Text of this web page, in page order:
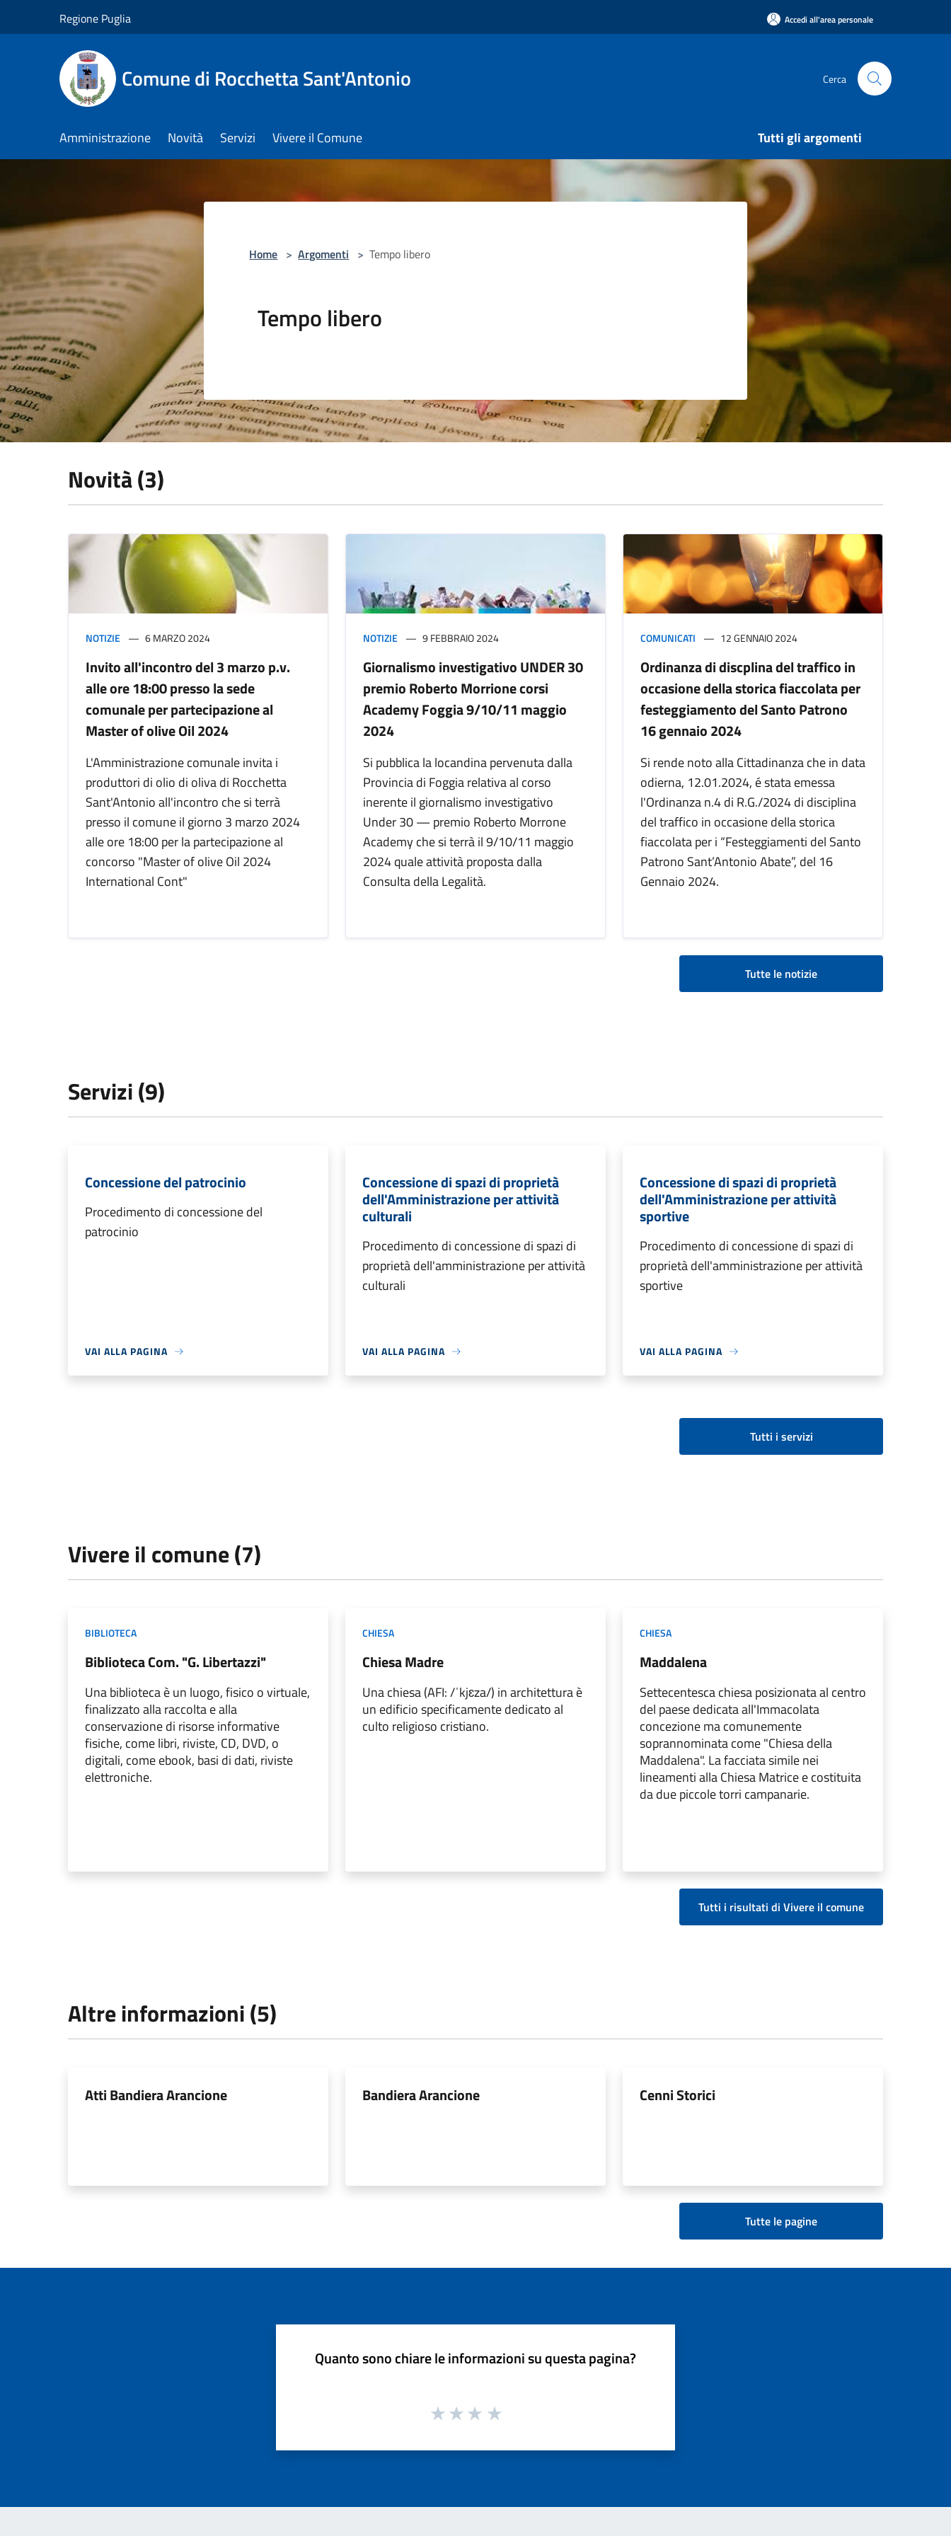
Regione Puglia Accedi all'area personale
Comune di Rocchetta Sant'Antonio Cerca
Amministrazione Novità Servizi Vivere il Comune Tutti gli argomenti
Home > Argomenti > Tempo libero
Tempo libero
Novità (3)
NOTIZIE 6 MARZO 2024
Invito all'incontro del 3 marzo p.v.
alle ore 18:00 presso la sede
comunale per partecipazione al
Master of olive Oil 2024
L'Amministrazione comunale invita i
produttori di olio di oliva di Rocchetta
Sant'Antonio all'incontro che si terrà
presso il comune il giorno 3 marzo 2024
alle ore 18:00 per la partecipazione al
concorso "Master of olive Oil 2024
International Cont"
NOTIZIE 9 FEBBRAIO 2024
Giornalismo investigativo UNDER 30
premio Roberto Morrione corsi
Academy Foggia 9/10/11 maggio
2024
Si pubblica la locandina pervenuta dalla
Provincia di Foggia relativa al corso
inerente il giornalismo investigativo
Under 30 — premio Roberto Morrone
Academy che si terrà il 9/10/11 maggio
2024 quale attività proposta dalla
Consulta della Legalità.
COMUNICATI 12 GENNAIO 2024
Ordinanza di discplina del traffico in
occasione della storica fiaccolata per
festeggiamento del Santo Patrono
16 gennaio 2024
Si rende noto alla Cittadinanza che in data
odierna, 12.01.2024, é stata emessa
l'Ordinanza n.4 di R.G./2024 di disciplina
del traffico in occasione della storica
fiaccolata per i “Festeggiamenti del Santo
Patrono Sant’Antonio Abate”, del 16
Gennaio 2024.
Tutte le notizie
Servizi (9)
Concessione del patrocinio
Procedimento di concessione del
patrocinio
VAI ALLA PAGINA
Concessione di spazi di proprietà
dell'Amministrazione per attività
culturali
Procedimento di concessione di spazi di
proprietà dell'amministrazione per attività
culturali
VAI ALLA PAGINA
Concessione di spazi di proprietà
dell'Amministrazione per attività
sportive
Procedimento di concessione di spazi di
proprietà dell'amministrazione per attività
sportive
VAI ALLA PAGINA
Tutti i servizi
Vivere il comune (7)
BIBLIOTECA
Biblioteca Com. "G. Libertazzi"
Una biblioteca è un luogo, fisico o virtuale,
finalizzato alla raccolta e alla
conservazione di risorse informative
fisiche, come libri, riviste, CD, DVD, o
digitali, come ebook, basi di dati, riviste
elettroniche.
CHIESA
Chiesa Madre
Una chiesa (AFI: /ˈkjɛza/) in architettura è
un edificio specificamente dedicato al
culto religioso cristiano.
CHIESA
Maddalena
Settecentesca chiesa posizionata al centro
del paese dedicata all'Immacolata
concezione ma comunemente
soprannominata come "Chiesa della
Maddalena". La facciata simile nei
lineamenti alla Chiesa Matrice e costituita
da due piccole torri campanarie.
Tutti i risultati di Vivere il comune
Altre informazioni (5)
Atti Bandiera Arancione Bandiera Arancione Cenni Storici
Tutte le pagine
Quanto sono chiare le informazioni su questa pagina?